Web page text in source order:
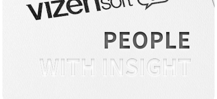
PEOPLE
WITH INSIGHT